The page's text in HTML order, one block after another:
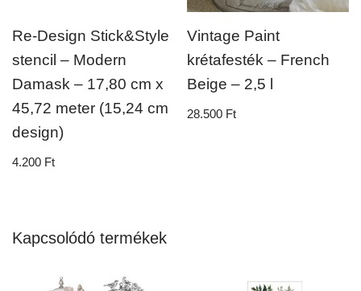
Re-Design Stick&Style
stencil – Modern
Damask – 17,80 cm x
45,72 meter (15,24 cm
design)
4.200 Ft
Vintage Paint
krétafesték – French
Beige – 2,5 l
28.500 Ft
Kapcsolódó termékek